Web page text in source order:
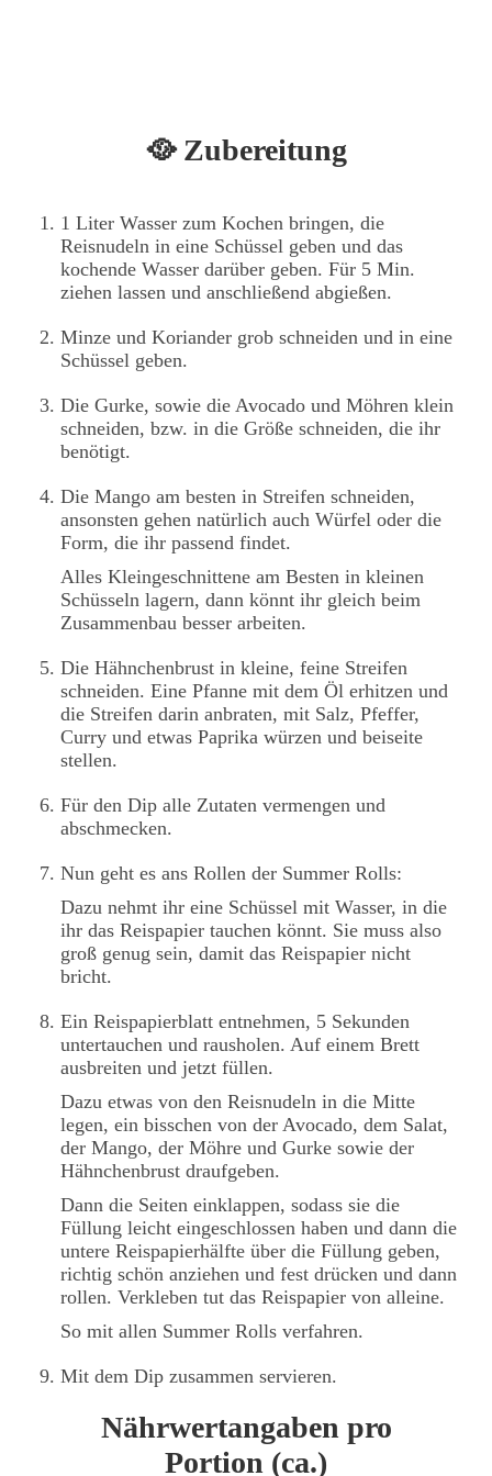
🥘 Zubereitung
1 Liter Wasser zum Kochen bringen, die
Reisnudeln in eine Schüssel geben und das
kochende Wasser darüber geben. Für 5 Min.
ziehen lassen und anschließend abgießen.
Minze und Koriander grob schneiden und in eine
Schüssel geben.
Die Gurke, sowie die Avocado und Möhren klein
schneiden, bzw. in die Größe schneiden, die ihr
benötigt.
Die Mango am besten in Streifen schneiden,
ansonsten gehen natürlich auch Würfel oder die
Form, die ihr passend findet.
Alles Kleingeschnittene am Besten in kleinen
Schüsseln lagern, dann könnt ihr gleich beim
Zusammenbau besser arbeiten.
Die Hähnchenbrust in kleine, feine Streifen
schneiden. Eine Pfanne mit dem Öl erhitzen und
die Streifen darin anbraten, mit Salz, Pfeffer,
Curry und etwas Paprika würzen und beiseite
stellen.
Für den Dip alle Zutaten vermengen und
abschmecken.
Nun geht es ans Rollen der Summer Rolls:
Dazu nehmt ihr eine Schüssel mit Wasser, in die
ihr das Reispapier tauchen könnt. Sie muss also
groß genug sein, damit das Reispapier nicht
bricht.
Ein Reispapierblatt entnehmen, 5 Sekunden
untertauchen und rausholen. Auf einem Brett
ausbreiten und jetzt füllen.
Dazu etwas von den Reisnudeln in die Mitte
legen, ein bisschen von der Avocado, dem Salat,
der Mango, der Möhre und Gurke sowie der
Hähnchenbrust draufgeben.
Dann die Seiten einklappen, sodass sie die
Füllung leicht eingeschlossen haben und dann die
untere Reispapierhälfte über die Füllung geben,
richtig schön anziehen und fest drücken und dann
rollen. Verkleben tut das Reispapier von alleine.
So mit allen Summer Rolls verfahren.
Mit dem Dip zusammen servieren.
Nährwertangaben pro
Portion (ca.)